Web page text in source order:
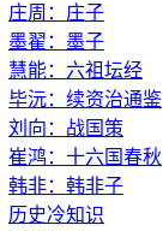
庄周：庄子
墨翟：墨子
慧能：六祖坛经
毕沅：续资治通鉴
刘向：战国策
崔鸿：十六国春秋
韩非：韩非子
历史冷知识